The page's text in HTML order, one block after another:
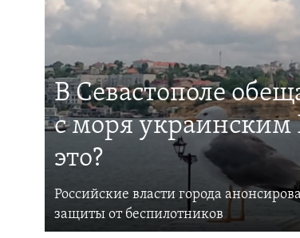
В Севастополе
с моря
это?
Российские власти города
защиты от беспилотников